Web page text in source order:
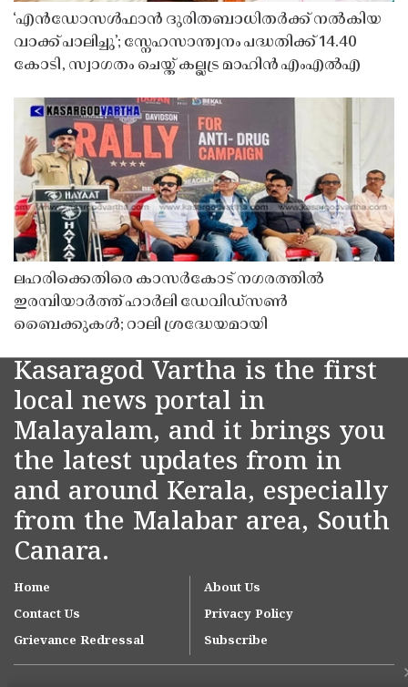
‘എൻഡോസൾഫാൻ ദുരിതബാധിതർക്ക് നൽകിയ
വാക്ക് പാലിച്ചു’; സ്നേഹസാന്ത്വനം പദ്ധതിക്ക് 14.40
കോടി, സ്വാഗതം ചെയ്ത് കല്ലട്ര മാഹിൻ എംഎൽഎ
ലഹരിക്കെതിരെ കാസർകോട് നഗരത്തിൽ
ഇരമ്പിയാർത്ത് ഹാർലി ഡേവിഡ്‌സൺ
ബൈക്കുകൾ; റാലി ശ്രദ്ധേയമായി
Kasaragod Vartha is the first
local news portal in
Malayalam, and it brings you
the latest updates from in
and around Kerala, especially
from the Malabar area, South
Canara.
Home
About Us
Contact Us
Privacy Policy
Grievance Redressal
Subscribe